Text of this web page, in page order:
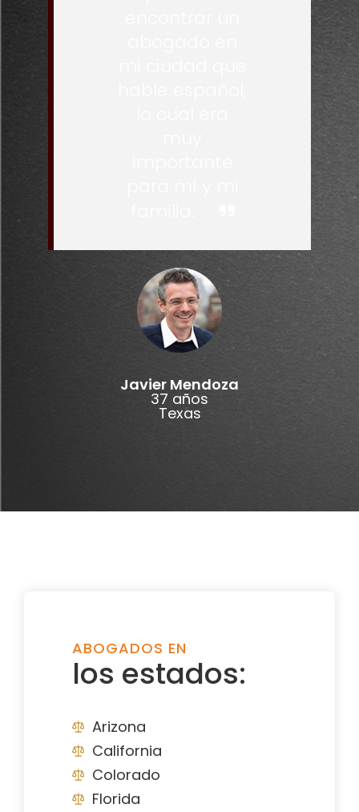
Javier Mendoza
37 años
Texas
ABOGADOS EN
los estados:
Arizona
California
Colorado
Florida